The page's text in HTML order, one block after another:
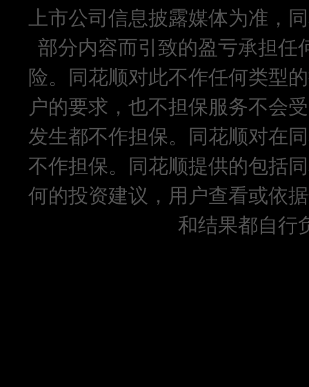
上市公司信息披露媒体为准，
部分内容而引致的盈亏承担任
险。同花顺对此不作任何类型
户的要求，也不担保服务不会
发生都不作担保。同花顺对在
不作担保。同花顺提供的包括
何的投资建议，用户查看或依
和结果都自行